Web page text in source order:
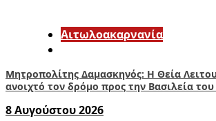
Αιτωλοακαρνανία
Μητροπολίτης Δαμασκηνός: Η Θεία
ανοιχτό τον δρόμο προς την Βασιλεία
8 Αυγούστου 2026